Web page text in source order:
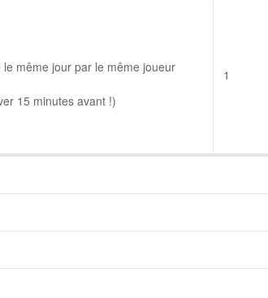
même jour par le même joueur
15 minutes avant !)
1